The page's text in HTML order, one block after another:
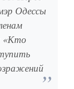
Одессы
«Кто